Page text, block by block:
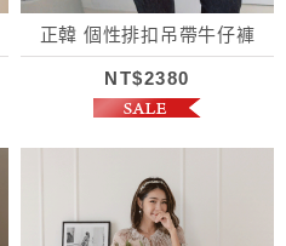
正韓 個性排扣吊帶牛仔褲
NT$2380